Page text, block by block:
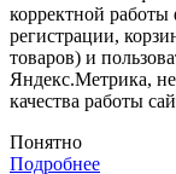
корректной работы
регистрации,
товаров) и
Яндекс.Метрика,
качества работы
Понятно
Подробнее